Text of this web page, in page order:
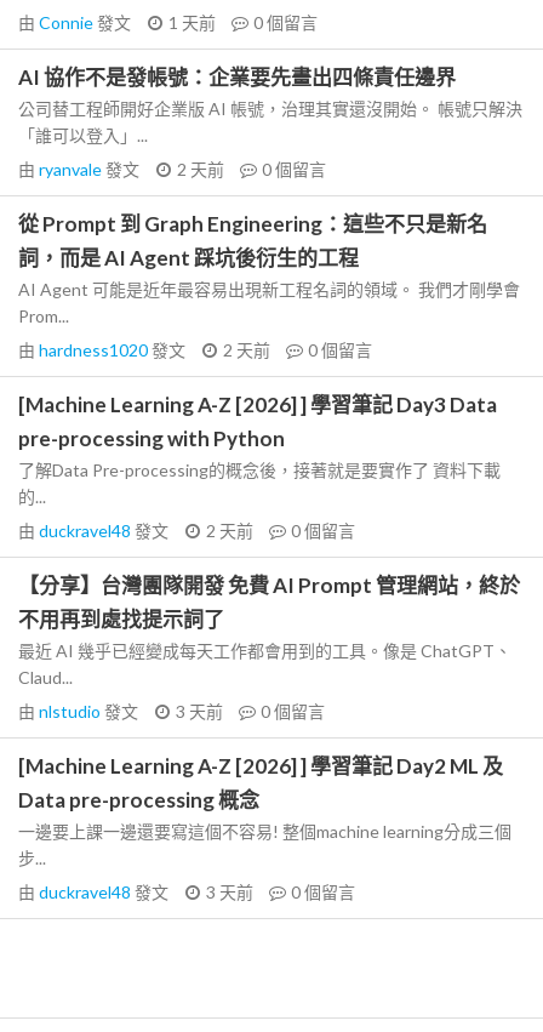
由 Connie發文 1 天前 0個留言
AI 協作不是發帳號：企業要先畫出四條責任邊界
公司替工程師開好企業版 AI 帳號，治理其實還沒開始。 帳號只解決
「誰可以登入」...
由 ryanvale發文 2 天前 0個留言
從 Prompt 到 Graph Engineering：這些不只是新名
詞，而是 AI Agent 踩坑後衍生的工程
AI Agent 可能是近年最容易出現新工程名詞的領域。 我們才剛學會
Prom...
由 hardness1020發文 2 天前 0個留言
[Machine Learning A-Z [2026] ] 學習筆記 Day3 Data
pre-processing with Python
了解Data Pre-processing的概念後，接著就是要實作了 資料下載
的...
由 duckravel48 發文 2 天前 0個留言
【分享】台灣團隊開發 免費 AI Prompt 管理網站，終於
不用再到處找提示詞了
最近 AI 幾乎已經變成每天工作都會用到的工具。像是 ChatGPT、
Claud...
由 nlstudio 發文 3 天前 0個留言
[Machine Learning A-Z [2026] ] 學習筆記 Day2 ML 及
Data pre-processing 概念
一邊要上課一邊還要寫這個不容易! 整個machine learning分成三個
步...
由 duckravel48 發文 3 天前 0個留言